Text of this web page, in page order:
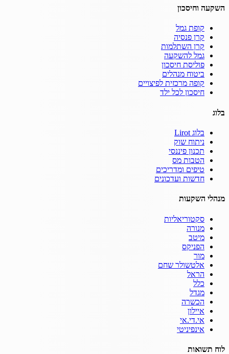
השקעה וחיסכון
קופת גמל
קרן פנסיה
קרן השתלמות
גמל להשקעה
פוליסת חיסכון
ביטוח מנהלים
קופה מרכזית לפיצויים
חיסכון לכל ילד
בלוג
בלוג Lirot
ניתוח שוק
תכנון פיננסי
הטבות מס
טיפים ומדריכים
חדשות ועדכונים
מנהלי השקעות
סקטוריאליות
מנורה
מיטב
הפניקס
מור
אלטשולר שחם
הראל
כלל
מגדל
הכשרה
איילון
אי.די.אי
אינפיניטי
לוח תשואות